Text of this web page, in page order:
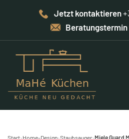
Jetzt kontaktieren
Start› Home-Design›Staubsauger›Miele Guard